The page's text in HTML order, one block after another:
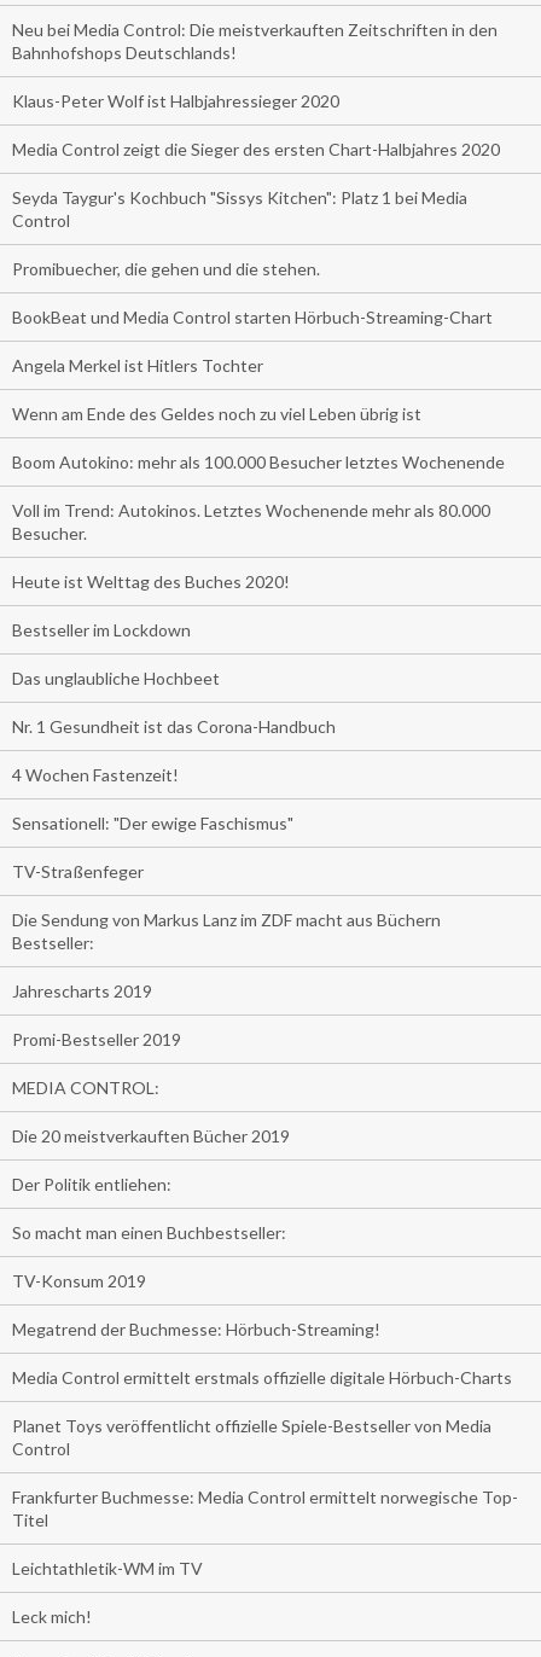
Neu bei Media Control: Die meistverkauften Zeitschriften in den
Bahnhofshops Deutschlands!
Klaus-Peter Wolf ist Halbjahressieger 2020
Media Control zeigt die Sieger des ersten Chart-Halbjahres 2020
Seyda Taygur's Kochbuch "Sissys Kitchen": Platz 1 bei Media
Control
Promibuecher, die gehen und die stehen.
BookBeat und Media Control starten Hörbuch-Streaming-Chart
Angela Merkel ist Hitlers Tochter
Wenn am Ende des Geldes noch zu viel Leben übrig ist
Boom Autokino: mehr als 100.000 Besucher letztes Wochenende
Voll im Trend: Autokinos. Letztes Wochenende mehr als 80.000
Besucher.
Heute ist Welttag des Buches 2020!
Bestseller im Lockdown
Das unglaubliche Hochbeet
Nr. 1 Gesundheit ist das Corona-Handbuch
4 Wochen Fastenzeit!
Sensationell: "Der ewige Faschismus"
TV-Straßenfeger
Die Sendung von Markus Lanz im ZDF macht aus Büchern
Bestseller:
Jahrescharts 2019
Promi-Bestseller 2019
MEDIA CONTROL:
Die 20 meistverkauften Bücher 2019
Der Politik entliehen:
So macht man einen Buchbestseller:
TV-Konsum 2019
Megatrend der Buchmesse: Hörbuch-Streaming!
Media Control ermittelt erstmals offizielle digitale Hörbuch-Charts
Planet Toys veröffentlicht offizielle Spiele-Bestseller von Media
Control
Frankfurter Buchmesse: Media Control ermittelt norwegische Top-
Titel
Leichtathletik-WM im TV
Leck mich!